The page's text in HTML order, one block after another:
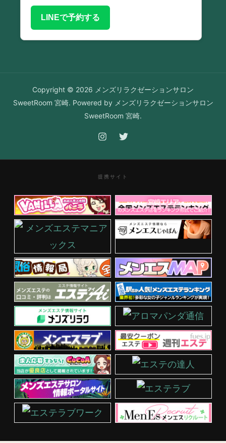
LINEで予約する
Copyright © 2026 メンズリラクゼーションサロン
SweetRoom 宮崎. Powered by メンズリラクゼーションサロン
SweetRoom 宮崎.
提携サイト